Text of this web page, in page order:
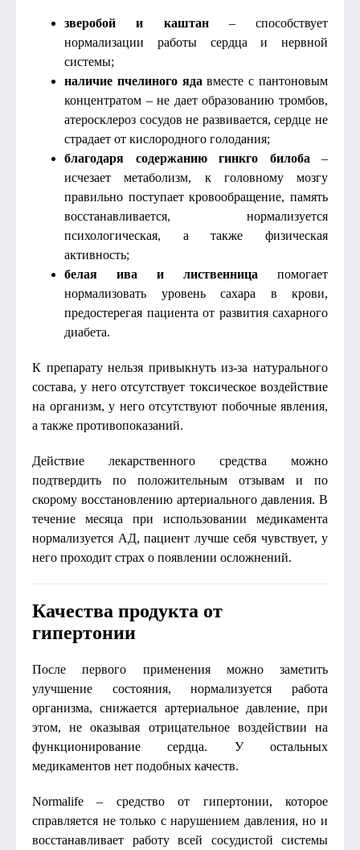
зверобой и каштан– способствует
нормализации работы сердца и нервной
системы;
наличие пчелиного яда вместе с пантоновым
концентратом – не дает образованию тромбов,
атеросклероз сосудов не развивается, сердце не
страдает от кислородного голодания;
благодаря содержанию гинкго билоба –
исчезает метаболизм, к головному мозгу
правильно поступает кровообращение, память
восстанавливается, нормализуется
психологическая, а также физическая
активность;
белая ива и лиственница помогает
нормализовать уровень сахара в крови,
предостерегая пациента от развития сахарного
диабета.
К препарату нельзя привыкнуть из-за натурального
состава, у него отсутствует токсическое воздействие
на организм, у него отсутствуют побочные явления,
а также противопоказаний.
Действие лекарственного средства можно
подтвердить по положительным отзывам и по
скорому восстановлению артериального давления. В
течение месяца при использовании медикамента
нормализуется АД, пациент лучше себя чувствует, у
него проходит страх о появлении осложнений.
Качества продукта от
гипертонии
После первого применения можно заметить
улучшение состояния, нормализуется работа
организма, снижается артериальное давление, при
этом, не оказывая отрицательное воздействии на
функционирование сердца. У остальных
медикаментов нет подобных качеств.
Normalife – средство от гипертонии, которое
справляется не только с нарушением давления, но и
восстанавливает работу всей сосудистой системы